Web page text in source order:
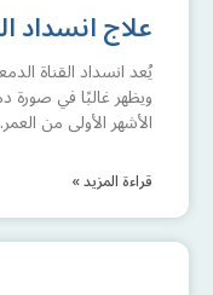
علاج انسداد
يُعد انسداد القناة
ويظهر غالبًا في صورة
الأشهر الأولى من
قراءة المزيد »